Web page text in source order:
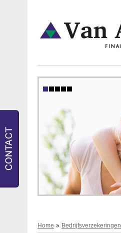
Home Bedrijfsverzekeringen